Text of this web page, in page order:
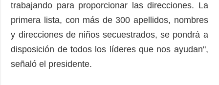
trabajando para proporcionar las direcciones. La
primera lista, con más de 300 apellidos, nombres
y direcciones de niños secuestrados, se pondrá a
disposición de todos los líderes que nos ayudan",
señaló el presidente.